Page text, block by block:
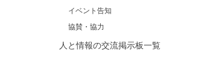
イベント告知
協賛・協力
人と情報の交流掲示板一覧